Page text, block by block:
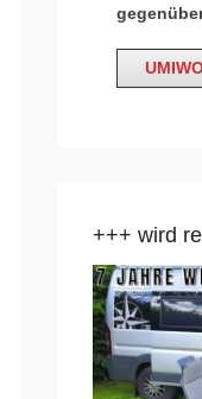
+++ wird